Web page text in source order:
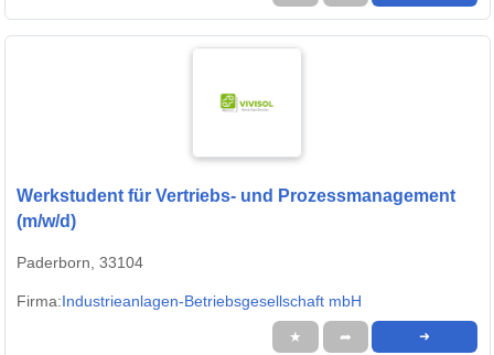
Werkstudent für Vertriebs- und Prozessmanagement
(m/w/d)
Paderborn, 33104
Firma:Industrieanlagen-Betriebsgesellschaft mbH
★ ➦ ➜